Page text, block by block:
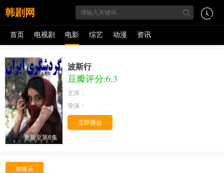
韩剧网
首页 电视剧 电影 综艺 动漫 资讯
更新至第6集
波斯行
豆瓣评分:6.3
主演：
导演：
立即播放
加速云